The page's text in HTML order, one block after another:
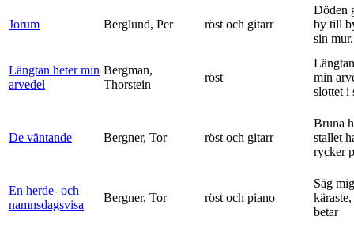
Jorum Berglund, Per röst och gitarr
Döden
by till
sin
Längtan heter min
arvedel
Bergman,
Thorstein
röst
min
slottet i
De väntande Bergner, Tor röst och gitarr
Bruna
stallet
rycker
En herde- och
namnsdagsvisa
Bergner, Tor röst och piano
Säg
betar